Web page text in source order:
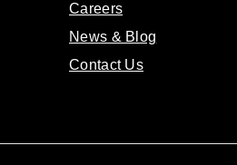
Careers
News & Blog
Contact Us